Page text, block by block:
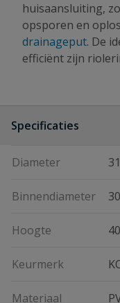
huisaansluiting,
opsporen en
drainageput. De
efficiënt zijn
Specificaties
Diameter
Binnendiameter
Hoogte
Keurmerk
Materiaal